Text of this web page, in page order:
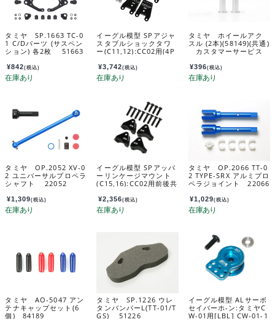
タミヤ SP.1663 TC-0
1 C/Dパーツ (サスペン
ション) 各2枚 51663
¥842(税込)
イーグル模型 SPアジャ
スタブルショックタワ
ー(C11,12):CC02用(4P
¥3,742(税込)
タミヤ ホイールアク
スル (2本)(58149)(共通)
カスタマーサービス
¥396(税込)
タミヤ OP.2052 XV-0
2 ユニバーサルプロペラ
シャフト 22052
¥1,309(税込)
イーグル模型 SPアッパ
ーリンケージマウント
(C15,16):CC02用前後共
¥2,356(税込)
タミヤ OP.2066 TT-0
2 TYPE-SRX アルミプロ
ペラジョイント 22066
¥1,029(税込)
タミヤ AO-5047 アン
テナキャップセット(6
個) 84189
タミヤ SP.1226 ウレ
タンバンパーL(TT-01/T
GS) 51226
イーグル模型 ALサーボ
セイバーホ-ン:タミヤC
W-01用[LBL] CW-01-1